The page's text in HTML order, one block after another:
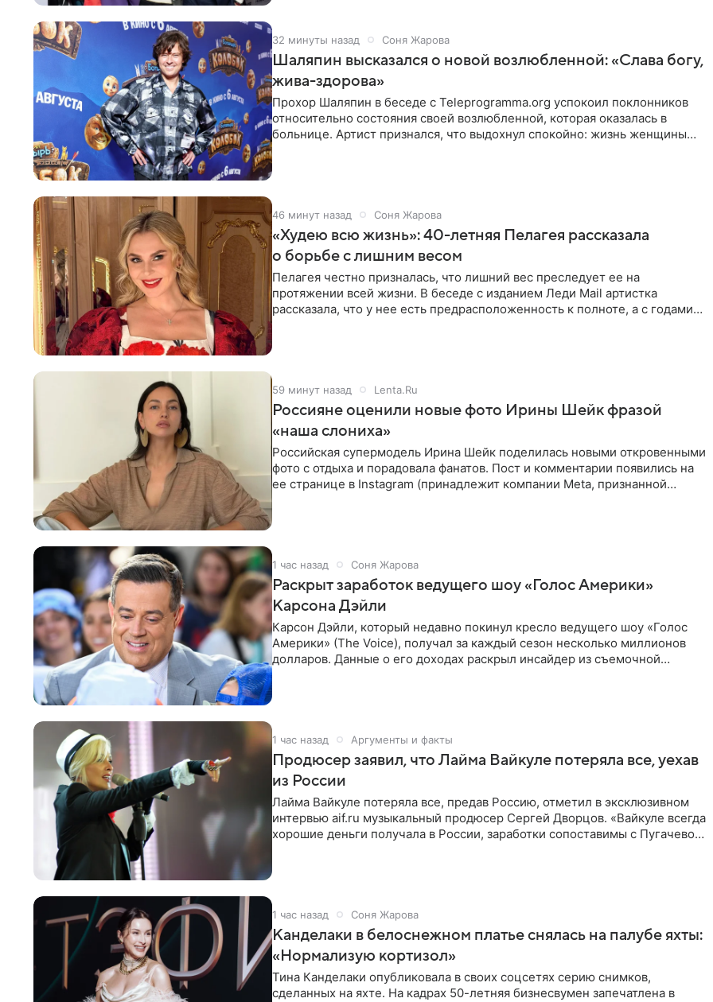
32 минуты назад Соня Жарова
Шаляпин высказался о новой возлюбленной: «Слава богу,
жива-здорова»
Прохор Шаляпин в беседе с Teleprogramma.org успокоил поклонников
относительно состояния своей возлюбленной, которая оказалась в
больнице. Артист признался, что выдохнул спокойно: жизнь женщины
46 минут назад Соня Жарова
«Худею всю жизнь»: 40-летняя Пелагея рассказала
о борьбе с лишним весом
Пелагея честно призналась, что лишний вес преследует ее на
протяжении всей жизни. В беседе с изданием Леди Mail артистка
рассказала, что у нее есть предрасположенность к полноте, а с годами
59 минут назад Lenta.Ru
Россияне оценили новые фото Ирины Шейк фразой
«наша слониха»
Российская супермодель Ирина Шейк поделилась новыми откровенными
фото с отдыха и порадовала фанатов. Пост и комментарии появились на
ее странице в Instagram (принадлежит компании Meta, признанной
1 час назад Соня Жарова
Раскрыт заработок ведущего шоу «Голос Америки»
Карсона Дэйли
Карсон Дэйли, который недавно покинул кресло ведущего шоу «Голос
Америки» (The Voice), получал за каждый сезон несколько миллионов
долларов. Данные о его доходах раскрыл инсайдер из съемочной
1 час назад Аргументы и факты
Продюсер заявил, что Лайма Вайкуле потеряла все, уехав
из России
Лайма Вайкуле потеряла все, предав Россию, отметил в эксклюзивном
интервью aif.ru музыкальный продюсер Сергей Дворцов. «Вайкуле всегда
хорошие деньги получала в России, заработки сопоставимы с Пугачевой,
1 час назад Соня Жарова
Канделаки в белоснежном платье снялась на палубе яхты:
«Нормализую кортизол»
Тина Канделаки опубликовала в своих соцсетях серию снимков,
сделанных на яхте. На кадрах 50-летняя бизнесвумен запечатлена в